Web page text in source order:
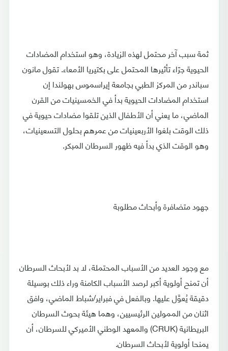
ثمة سبب آخر محتمل لهذه الزيادة، وهو استخدام المضادات
الحيوية جرّاء تأثيرها المحتمل على بكتيريا الأمعاء. تقول مانون
سباندر من المركز الطبي بجامعة إيراسموس بهولندا إن
استخدام المضادات الحيوية بدأ في الخمسينيات من القرن
الماضي، ما يعني أن الأطفال الذين تلقوا مضادات حيوية في
ذلك الوقت بلغوا الأربعينيات من عمرهم بحلول التسعينيات،
وهو الوقت الذي بدأ فيه ظهور السرطان المبكر.
جهود متضافرة وأبحاث مطلوبة
مع وجود العديد من الأسباب المحتملة، لا بد لأبحاث السرطان
أن تمنح أولوية أكبر لرصد الأسباب الكامنة وراء ذلك بوسيلة
دقيقة يُعوَّل عليها. وبالفعل في فبراير/شباط الماضي، وافق
اثنان من الممولين الرئيسيين، وهما هيئة بحوث السرطان
البريطانية (CRUK) والمعهد الوطني الأميركي للسرطان، أن
يمنحا أولوية لأبحاث السرطان.